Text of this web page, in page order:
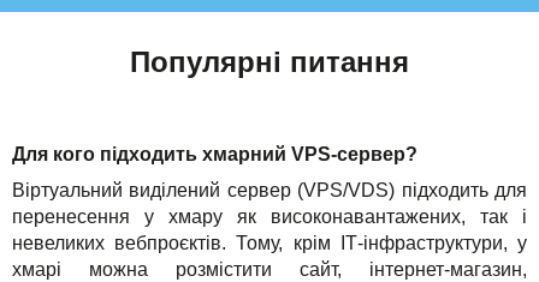
Популярні питання
Для кого підходить хмарний VPS-сервер?
Віртуальний виділений сервер (VPS/VDS) підходить для
перенесення у хмару як високонавантажених, так і
невеликих вебпроєктів. Тому, крім ІТ-інфраструктури, у
хмарі можна розмістити сайт, інтернет-магазин,